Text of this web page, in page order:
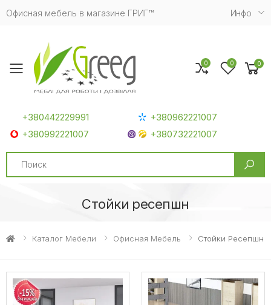
Офисная мебель в магазине ГРИГ™ Инфо
Toggle mobile menu
+380442229991
+380962221007
+380992221007
+380732221007
Search
0 0 0
Стойки ресепшн
Каталог Мебели Офисная Мебель Стойки Ресепшн